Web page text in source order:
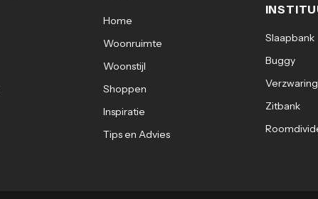
Home
Woonruimte
Woonstijl
Shoppen
Inspiratie
Tips en Advies
Slaapbank
Buggy
Zitbank